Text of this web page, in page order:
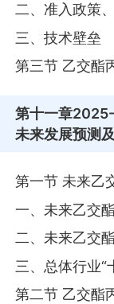
二、准入政策
三、技术壁垒
第三节 乙交酯
第十一章
未来发展预测
第一节 未来乙
一、未来乙交
二、未来乙交
三、总体行业“
第二节 乙交酯